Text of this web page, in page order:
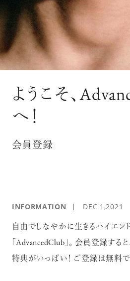
一緒に『AdvancedTime』を楽しみまし
会員登録をす
ようこそ、
へ！
会員登録
INFORMATION DEC 1,2021
自由でしなやかに生きるハイエン
「AdvancedClub」。 会員登録する
特典がいっぱい！ ご登録は無料で